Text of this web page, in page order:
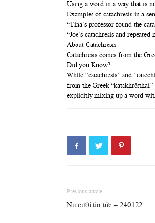
Using a word in a way that is
Examples of catachresis in a
“Tina’s professor found the
“Joe’s catachresis and
About Catachresis
Catachresis comes from the
Did you Know?
While “catachresis” and
from the Greek
explicitly mixing up a word
Previous article
Nụ cười tin tức – 240122